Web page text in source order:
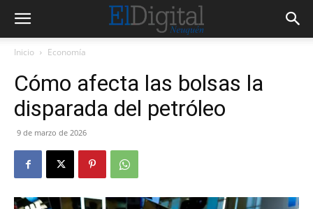
Inicio Economía
Cómo afecta las bolsas la
disparada del petróleo
9 de marzo de 2026